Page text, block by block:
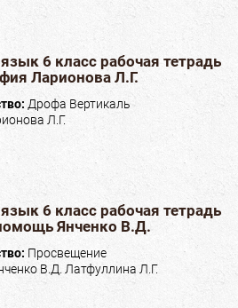
6 класс рабочая тетрадь
Ларионова Л.Г.
Дрофа Вертикаль
Л.Г.
6 класс рабочая тетрадь
Янченко В.Д.
Просвещение
В.Д. Латфуллина Л.Г.